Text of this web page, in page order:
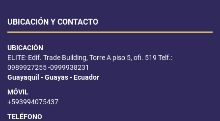
UBICACIÓN Y CONTACTO
UBICACIÓN
ELITE: Edif. Trade Building, Torre A piso 5, ofi. 519 Telf.:
0989927255 -0999938231
Guayaquil - Guayas - Ecuador
MÓVIL
+593994075437
TELÉFONO